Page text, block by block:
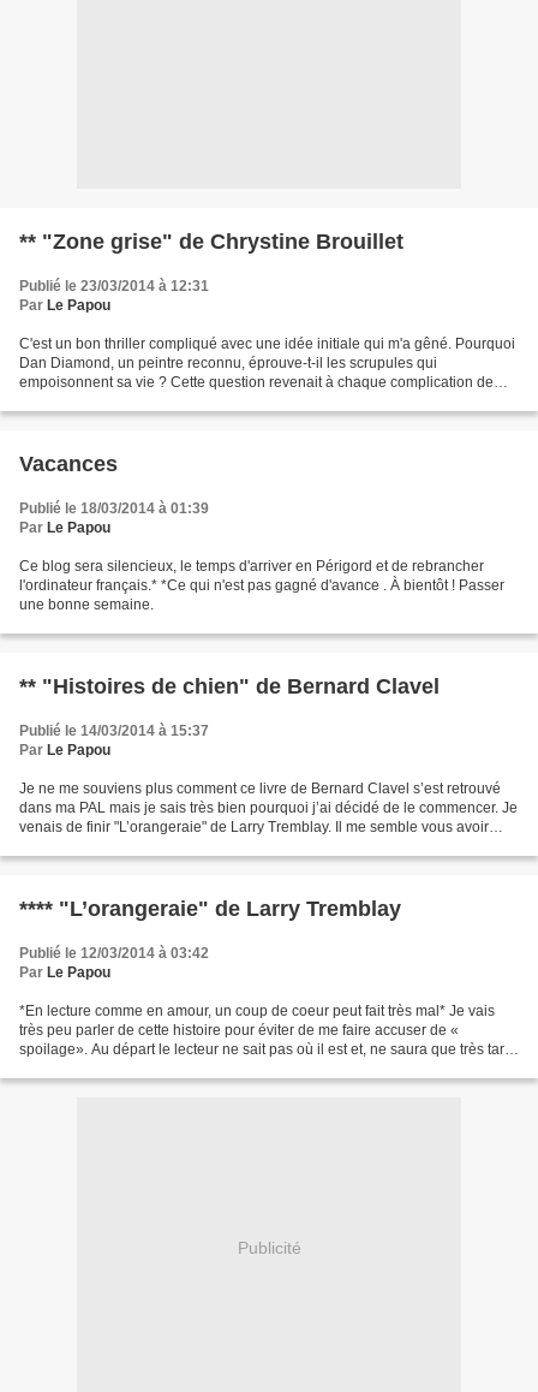
** "Zone grise" de Chrystine Brouillet
Publié le 23/03/2014 à 12:31
Par Le Papou
C'est un bon thriller compliqué avec une idée initiale qui m'a gêné. Pourquoi
Dan Diamond, un peintre reconnu, éprouve-t-il les scrupules qui
empoisonnent sa vie ? Cette question revenait à chaque complication de
Vacances
Publié le 18/03/2014 à 01:39
Par Le Papou
Ce blog sera silencieux, le temps d'arriver en Périgord et de rebrancher
l'ordinateur français.* *Ce qui n'est pas gagné d'avance . À bientôt ! Passer
une bonne semaine.
** "Histoires de chien" de Bernard Clavel
Publié le 14/03/2014 à 15:37
Par Le Papou
Je ne me souviens plus comment ce livre de Bernard Clavel s’est retrouvé
dans ma PAL mais je sais très bien pourquoi j’ai décidé de le commencer. Je
venais de finir "L’orangeraie" de Larry Tremblay. Il me semble vous avoir
**** "L’orangeraie" de Larry Tremblay
Publié le 12/03/2014 à 03:42
Par Le Papou
*En lecture comme en amour, un coup de coeur peut fait très mal* Je vais
très peu parler de cette histoire pour éviter de me faire accuser de «
spoilage». Au départ le lecteur ne sait pas où il est et, ne saura que très tard
Publicité